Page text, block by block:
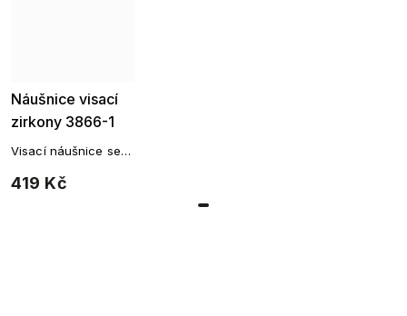
Náušnice visací
zirkony 3866-1
419 Kč
Visací náušnice se